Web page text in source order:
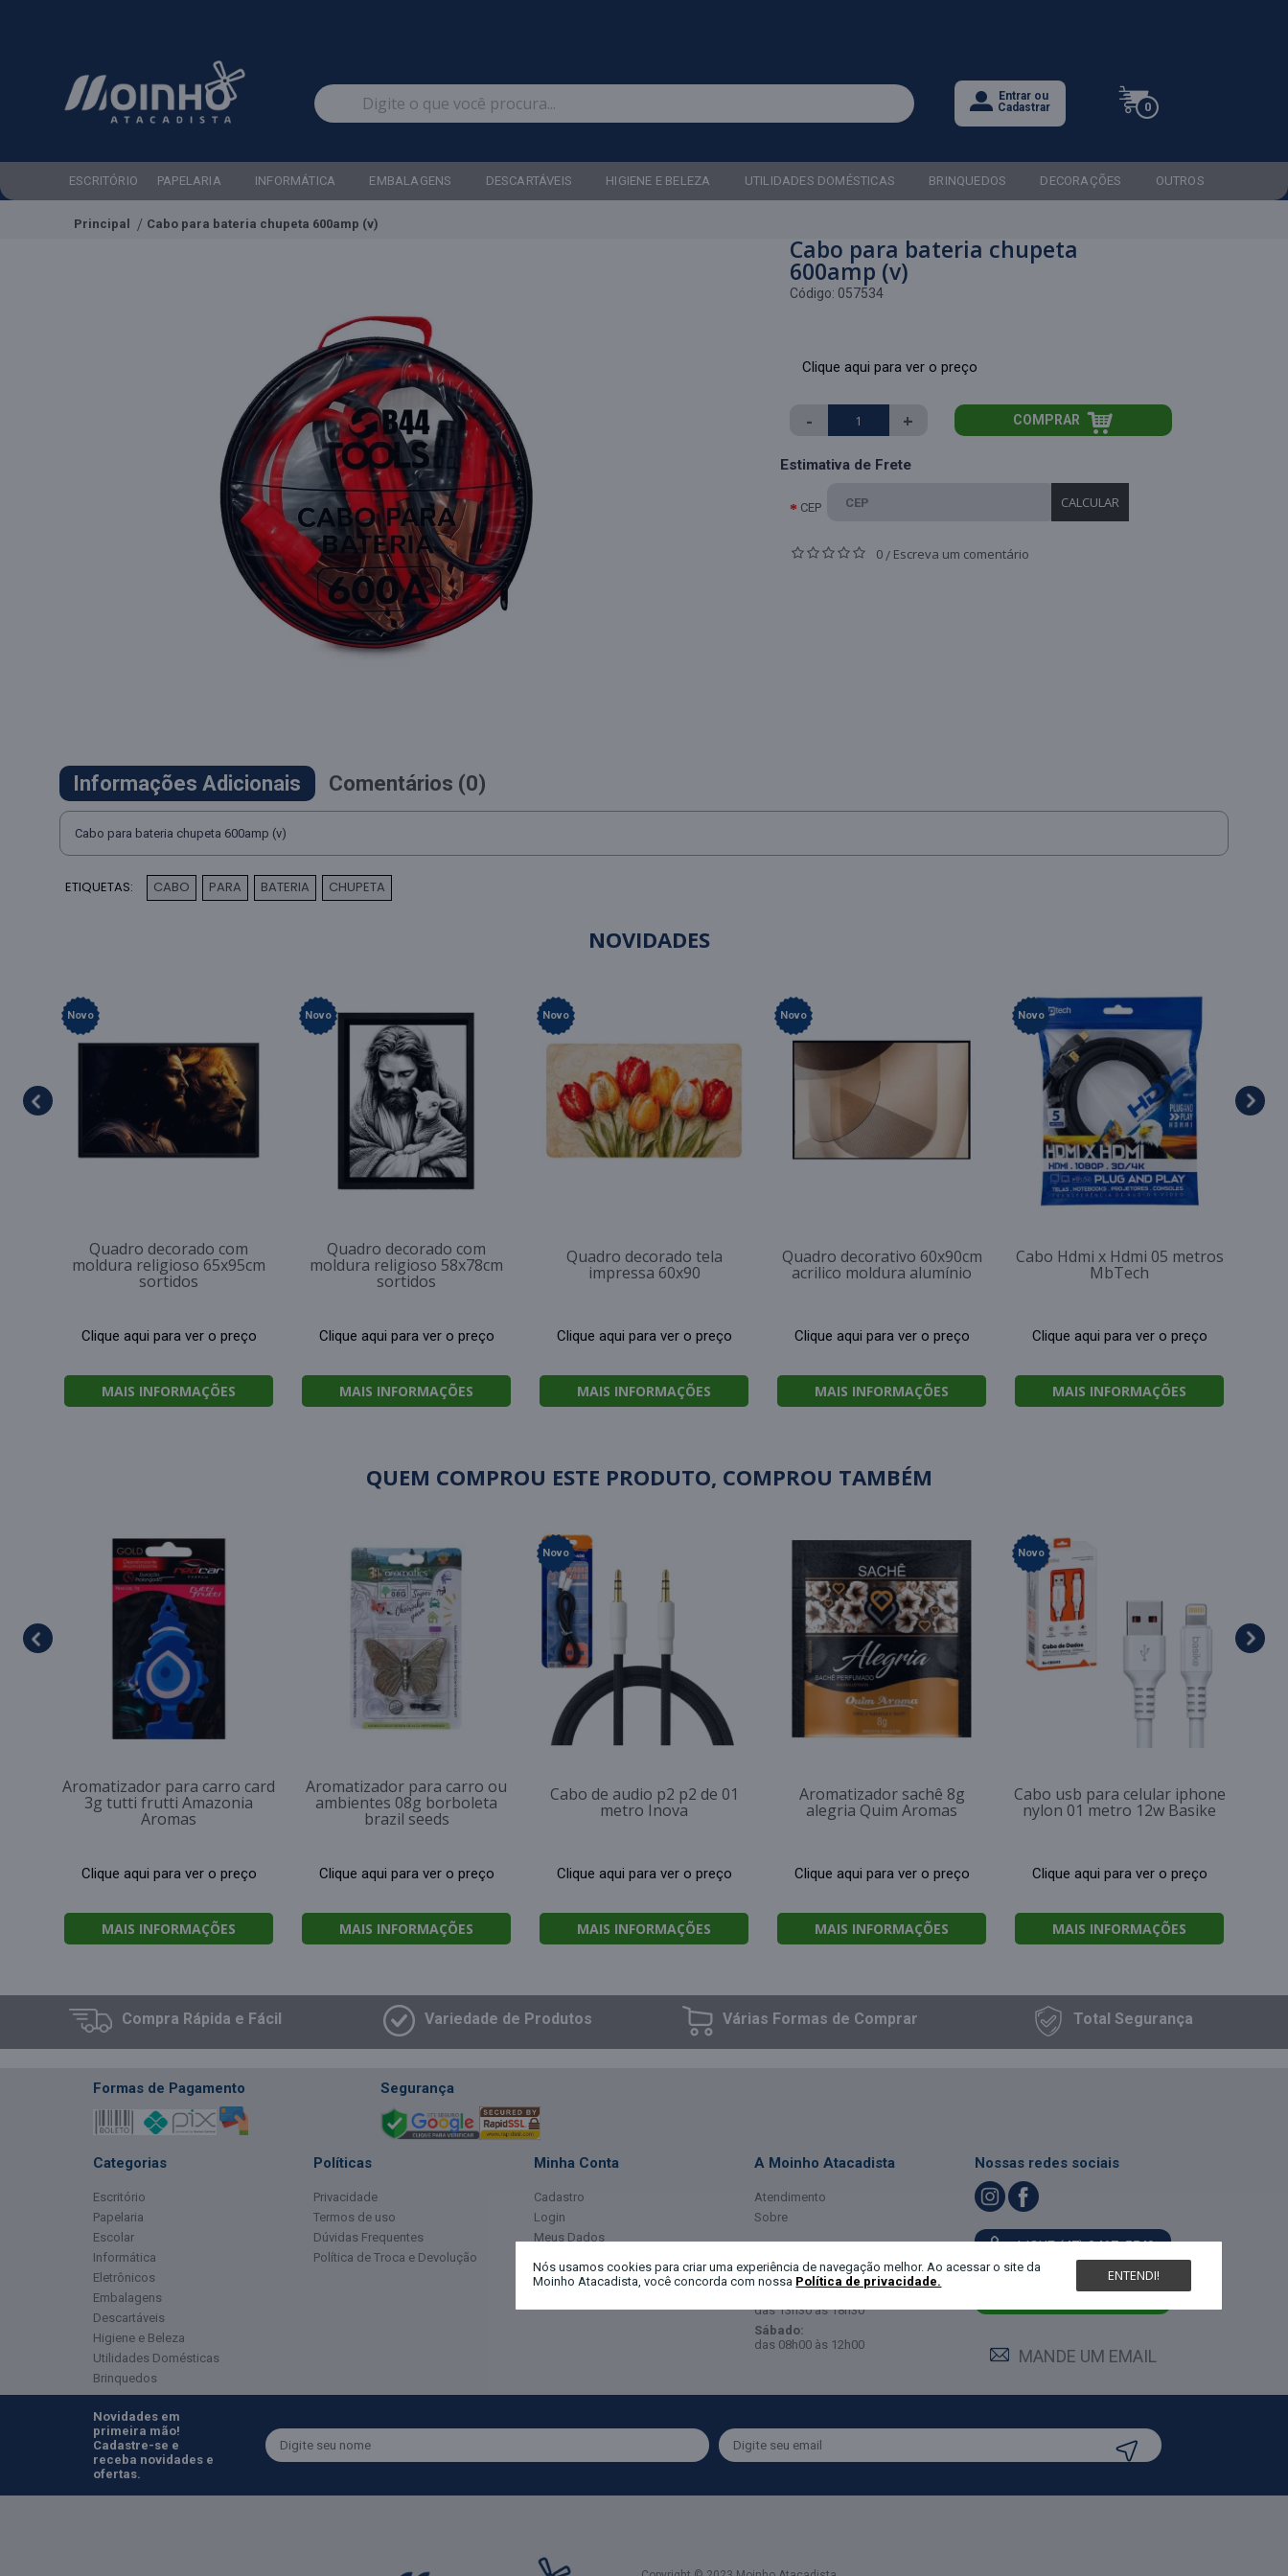
Entrar ou
Cadastrar
0
ESCRITÓRIO PAPELARIA INFORMÁTICA EMBALAGENS DESCARTÁVEIS HIGIENE E BELEZA UTILIDADES DOMÉSTICAS BRINQUEDOS DECORAÇÕES OUTROS
Principal Cabo para bateria chupeta 600amp (v)
Cabo para bateria chupeta
600amp (v)
Código: 057534
Clique aqui para ver o preço
- + COMPRAR
Estimativa de Frete
CEP CALCULAR
0 / Escreva um comentário
Informações Adicionais Comentários (0)
Cabo para bateria chupeta 600amp (v)
ETIQUETAS: CABO PARA BATERIA CHUPETA
NOVIDADES
Novo
Quadro decorado com
moldura religioso 65x95cm
sortidos
Clique aqui para ver o preço
MAIS INFORMAÇÕES
Novo
Quadro decorado com
moldura religioso 58x78cm
sortidos
Clique aqui para ver o preço
MAIS INFORMAÇÕES
Novo
Quadro decorado tela
impressa 60x90
Clique aqui para ver o preço
MAIS INFORMAÇÕES
Novo
Quadro decorativo 60x90cm
acrilico moldura alumínio
Clique aqui para ver o preço
MAIS INFORMAÇÕES
Novo
Cabo Hdmi x Hdmi 05 metros
MbTech
Clique aqui para ver o preço
MAIS INFORMAÇÕES
QUEM COMPROU ESTE PRODUTO, COMPROU TAMBÉM
Aromatizador para carro card
3g tutti frutti Amazonia
Aromas
Clique aqui para ver o preço
MAIS INFORMAÇÕES
Aromatizador para carro ou
ambientes 08g borboleta
brazil seeds
Clique aqui para ver o preço
MAIS INFORMAÇÕES
Novo
Cabo de audio p2 p2 de 01
metro Inova
Clique aqui para ver o preço
MAIS INFORMAÇÕES
Aromatizador sachê 8g
alegria Quim Aromas
Clique aqui para ver o preço
MAIS INFORMAÇÕES
Novo
Cabo usb para celular iphone
nylon 01 metro 12w Basike
Clique aqui para ver o preço
MAIS INFORMAÇÕES
Compra Rápida e Fácil Variedade de Produtos Várias Formas de Comprar Total Segurança
Nós usamos cookies para criar uma experiência de navegação melhor. Ao acessar o site da
Moinho Atacadista, você concorda com nossa Política de privacidade. ENTENDI!
Formas de Pagamento Segurança
Categorias
Escritório
Papelaria
Escolar
Informática
Eletrônicos
Embalagens
Descartáveis
Higiene e Beleza
Utilidades Domésticas
Brinquedos
Políticas
Privacidade
Termos de uso
Dúvidas Frequentes
Política de Troca e Devolução
Minha Conta
Cadastro
Login
Meus Dados
A Moinho Atacadista
Atendimento
Sobre
Horário de Atendimento
Segunda a Sexta-feira:
das 13h30 às 18h30
Sábado:
das 08h00 às 12h00
Nossas redes sociais
LIGUE (47) 3467-5540
MANDE UM EMAIL
Novidades em
primeira mão!
Cadastre-se e
receba novidades e
ofertas.